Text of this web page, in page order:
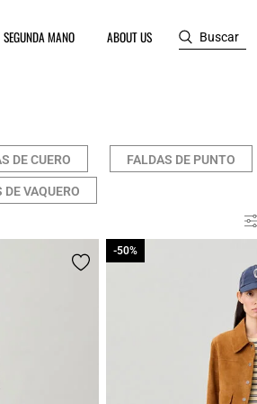
SEGUNDA MANO ABOUT US Buscar
DE CUERO FALDAS DE PUNTO
VAQUERO
-50%
-50%